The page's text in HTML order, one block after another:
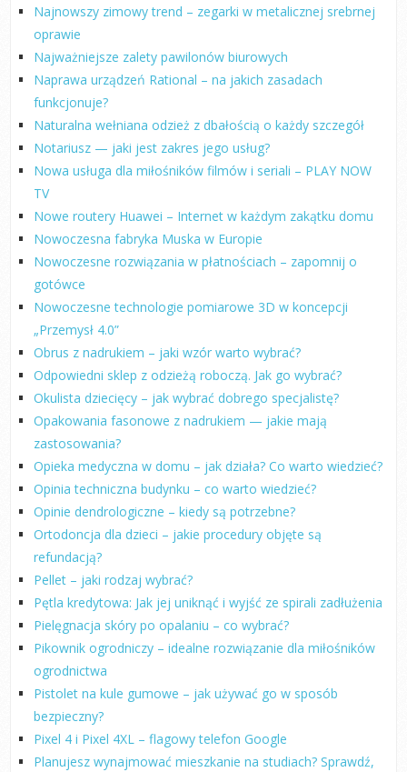
Najnowszy zimowy trend – zegarki w metalicznej srebrnej
oprawie
Najważniejsze zalety pawilonów biurowych
Naprawa urządzeń Rational – na jakich zasadach
funkcjonuje?
Naturalna wełniana odzież z dbałością o każdy szczegół
Notariusz — jaki jest zakres jego usług?
Nowa usługa dla miłośników filmów i seriali – PLAY NOW
TV
Nowe routery Huawei – Internet w każdym zakątku domu
Nowoczesna fabryka Muska w Europie
Nowoczesne rozwiązania w płatnościach – zapomnij o
gotówce
Nowoczesne technologie pomiarowe 3D w koncepcji
„Przemysł 4.0”
Obrus z nadrukiem – jaki wzór warto wybrać?
Odpowiedni sklep z odzieżą roboczą. Jak go wybrać?
Okulista dziecięcy – jak wybrać dobrego specjalistę?
Opakowania fasonowe z nadrukiem — jakie mają
zastosowania?
Opieka medyczna w domu – jak działa? Co warto wiedzieć?
Opinia techniczna budynku – co warto wiedzieć?
Opinie dendrologiczne – kiedy są potrzebne?
Ortodoncja dla dzieci – jakie procedury objęte są
refundacją?
Pellet – jaki rodzaj wybrać?
Pętla kredytowa: Jak jej uniknąć i wyjść ze spirali zadłużenia
Pielęgnacja skóry po opalaniu – co wybrać?
Pikownik ogrodniczy – idealne rozwiązanie dla miłośników
ogrodnictwa
Pistolet na kule gumowe – jak używać go w sposób
bezpieczny?
Pixel 4 i Pixel 4XL – flagowy telefon Google
Planujesz wynajmować mieszkanie na studiach? Sprawdź,